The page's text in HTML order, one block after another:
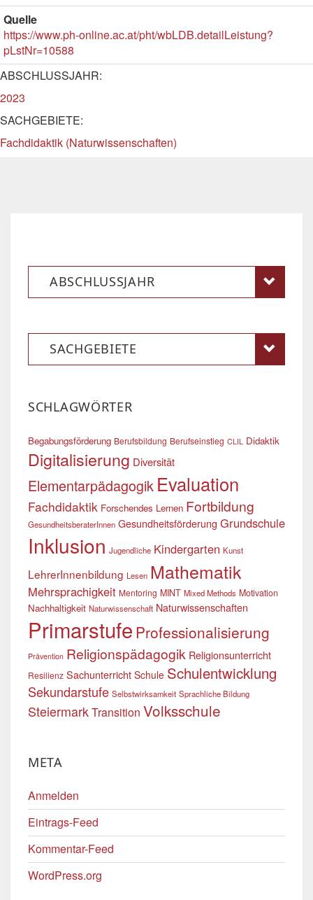
Quelle
https://www.ph-online.ac.at/pht/wbLDB.detailLeistung?
pLstNr=10588
ABSCHLUSSJAHR:
2023
SACHGEBIETE:
Fachdidaktik (Naturwissenschaften)
ABSCHLUSSJAHR
SACHGEBIETE
SCHLAGWÖRTER
Begabungsförderung Berufsbildung Berufseinstieg CLIL Didaktik
Digitalisierung Diversität
Elementarpädagogik Evaluation
Fachdidaktik Forschendes Lernen Fortbildung
GesundheitsberaterInnen Gesundheitsförderung Grundschule
Inklusion Jugendliche Kindergarten Kunst
LehrerInnenbildung Lesen Mathematik
Mehrsprachigkeit Mentoring MINT Mixed Methods Motivation
Nachhaltigkeit Naturwissenschaft Naturwissenschaften
Primarstufe Professionalisierung
Prävention Religionspädagogik Religionsunterricht
Resilienz Sachunterricht Schule Schulentwicklung
Sekundarstufe Selbstwirksamkeit Sprachliche Bildung
SteiermarkTransition Volksschule
META
Anmelden
Eintrags-Feed
Kommentar-Feed
WordPress.org